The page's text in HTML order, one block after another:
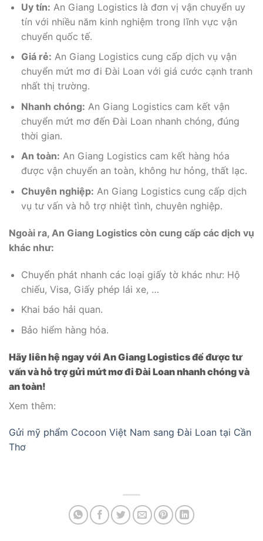
Uy tín: An Giang Logistics là đơn vị vận chuyển uy
tín với nhiều năm kinh nghiệm trong lĩnh vực vận
chuyển quốc tế.
Giá rẻ: An Giang Logistics cung cấp dịch vụ vận
chuyển mứt mơ đi Đài Loan với giá cước cạnh tranh
nhất thị trường.
Nhanh chóng: An Giang Logistics cam kết vận
chuyển mứt mơ đến Đài Loan nhanh chóng, đúng
thời gian.
An toàn: An Giang Logistics cam kết hàng hóa
được vận chuyển an toàn, không hư hỏng, thất lạc.
Chuyên nghiệp: An Giang Logistics cung cấp dịch
vụ tư vấn và hỗ trợ nhiệt tình, chuyên nghiệp.
Ngoài ra, An Giang Logistics còn cung cấp các dịch vụ
khác như:
Chuyển phát nhanh các loại giấy tờ khác như: Hộ
chiếu, Visa, Giấy phép lái xe, …
Khai báo hải quan.
Bảo hiểm hàng hóa.
Hãy liên hệ ngay với An Giang Logistics để được tư
vấn và hỗ trợ gửi mứt mơ đi Đài Loan nhanh chóng và
an toàn!
Xem thêm:
Gửi mỹ phẩm Cocoon Việt Nam sang Đài Loan tại Cần
Thơ